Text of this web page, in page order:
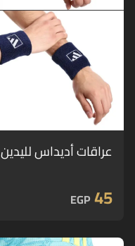
عراقات أديداس لليدين
45
EGP